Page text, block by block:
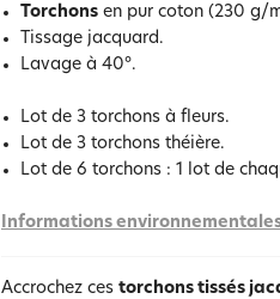
Torchons en pur coton (230 g/
Tissage jacquard.
Lavage à 40°.
Lot de 3 torchons à fleurs.
Lot de 3 torchons théière.
Lot de 6 torchons : 1 lot de
Informations
Accrochez ces torchons tissés